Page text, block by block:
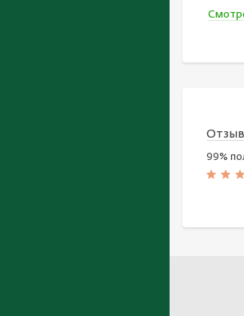
99%